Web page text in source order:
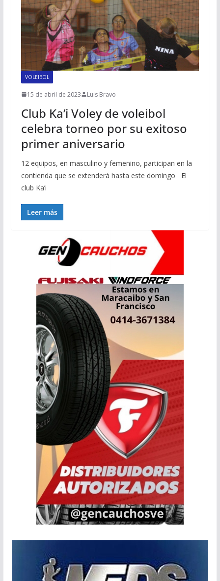
VOLEIBOL
15 de abril de 2023 Luis Bravo
Club Ka’i Voley de voleibol
celebra torneo por su exitoso
primer aniversario
12 equipos, en masculino y femenino, participan en la
contienda que se extenderá hasta este domingo El
club Ka’i
Leer más